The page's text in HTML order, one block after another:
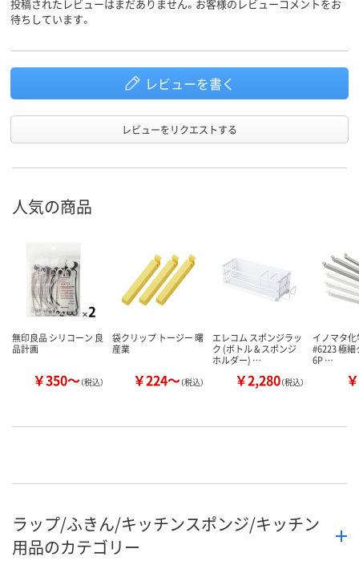
投稿されたレビューはまだありません。お客様のレビューコメントをお
待ちしています。
レビューを書く
レビューをリクエストする
人気の商品
無印良品 シリコーン 良
品計画
￥350～（税込）
袋クリップ トージー 曙
産業
￥224～（税込）
エレコム スポンジラッ
ク (ボトル & スポンジ
ホルダー) …
￥2,280（税込）
イノマタ
#6223 極
6P …
ラップ/ふきん/キッチンスポンジ/キッチン
用品のカテゴリー